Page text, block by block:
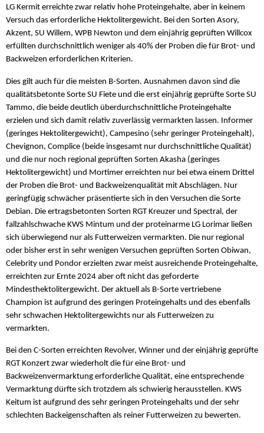
LG Kermit erreichte zwar relativ hohe Proteingehalte, aber in keinem
Versuch das erforderliche Hektolitergewicht. Bei den Sorten Asory,
Akzent, SU Willem, WPB Newton und dem einjährig geprüften Willcox
erfüllten durchschnittlich weniger als 40% der Proben die für Brot- und
Backweizen erforderlichen Kriterien.
Dies gilt auch für die meisten B-Sorten. Ausnahmen davon sind die
qualitätsbetonte Sorte SU Fiete und die erst einjährig geprüfte Sorte SU
Tammo, die beide deutlich überdurchschnittliche Proteingehalte
erzielen und sich damit relativ zuverlässig vermarkten lassen. Informer
(geringes Hektolitergewicht), Campesino (sehr geringer Proteingehalt),
Chevignon, Complice (beide insgesamt nur durchschnittliche Qualität)
und die nur noch regional geprüften Sorten Akasha (geringes
Hektolitergewicht) und Mortimer erreichten nur bei etwa einem Drittel
der Proben die Brot- und Backweizenqualität mit Abschlägen. Nur
geringfügig schwächer präsentierte sich in den Versuchen die Sorte
Debian. Die ertragsbetonten Sorten RGT Kreuzer und Spectral, der
fallzahlschwache KWS Mintum und der proteinarme LG Lorimar ließen
sich überwiegend nur als Futterweizen vermarkten. Die nur regional
oder bisher erst in sehr wenigen Versuchen geprüften Sorten Obiwan,
Celebrity und Pondor erzielten zwar meist ausreichende Proteingehalte,
erreichten zur Ernte 2024 aber oft nicht das geforderte
Mindesthektolitergewicht. Der aktuell als B-Sorte vertriebene
Champion ist aufgrund des geringen Proteingehalts und des ebenfalls
sehr schwachen Hektolitergewichts nur als Futterweizen zu
vermarkten.
Bei den C-Sorten erreichten Revolver, Winner und der einjährig geprüfte
RGT Konzert zwar wiederholt die für eine Brot- und
Backweizenvermarktung erforderliche Qualität, eine entsprechende
Vermarktung dürfte sich trotzdem als schwierig herausstellen. KWS
Keitum ist aufgrund des sehr geringen Proteingehalts und der sehr
schlechten Backeigenschaften als reiner Futterweizen zu bewerten.